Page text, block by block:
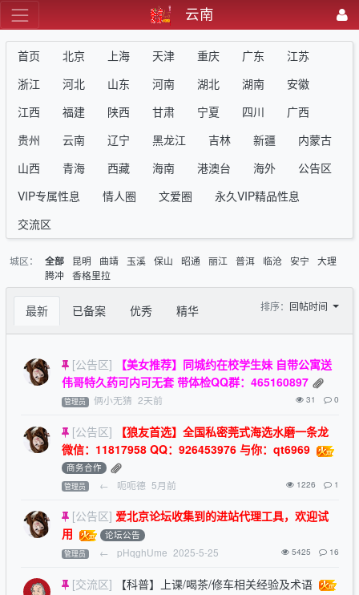
云南
首页 北京 上海 天津 重庆 广东
江苏
浙江
河北 山东 河南 湖北 湖南
安徽
江西
福建 陕西 甘肃 宁夏 四川
广西
贵州
云南 辽宁 黑龙江 吉林 新疆
内蒙古
山西
青海 西藏 海南 港澳台 海外
公告区
VIP专属性息
情人圈 文爱圈
永久VIP精品性息
交流区
城区： 全部 昆明 曲靖 玉溪 保山 昭通 丽江 普洱 临沧 安宁
大理
腾冲
香格里拉
最新 已备案 优秀 精华 排序： 回帖时间
[公告区]
【美女推荐】同城约在校学生妹 自带公寓送
伟哥特久药可内可无套 带体检QQ群：465160897
管理员 俩小无猜 2天前 31 0
[公告区]
【狼友首选】全国私密莞式海选水磨一条龙
微信：11817958 QQ：926453976 与你：qt6969
商务合作
管理员 ← 呃呃德 5月前 1226 1
[公告区] 爱北京论坛收集到的进站代理工具，欢迎试
用
论坛公告
管理员 ← pHqghUme 2025-5-25 5425 16
[交流区] 【科普】上课/喝茶/修车相关经验及术语